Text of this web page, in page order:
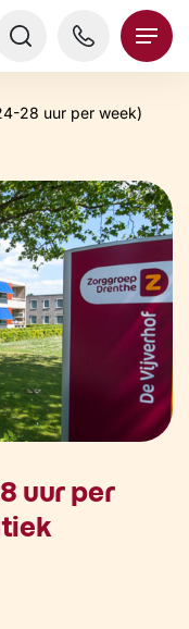
28 uur per week)
uur per